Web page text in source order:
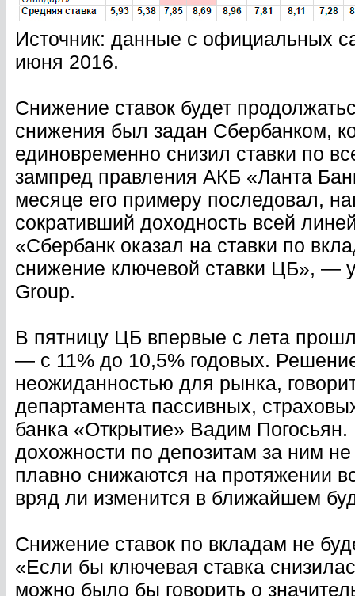
Источник: данные с официальных
июня 2016.
Снижение ставок будет
снижения был задан Сбербанком,
единовременно снизил ставки по
зампред правления АКБ «Ланта
месяце его примеру последовал,
сокративший доходность всей
«Сбербанк оказал на ставки по
снижение ключевой ставки ЦБ», —
Group.
В пятницу ЦБ впервые с лета
— с 11% до 10,5% годовых.
неожиданностью для рынка,
департамента пассивных,
банка «Открытие» Вадим
дохожности по депозитам за ним
плавно снижаются на протяжении
вряд ли изменится в ближайшем
Снижение ставок по вкладам не
«Если бы ключевая ставка
можно было бы говорить о